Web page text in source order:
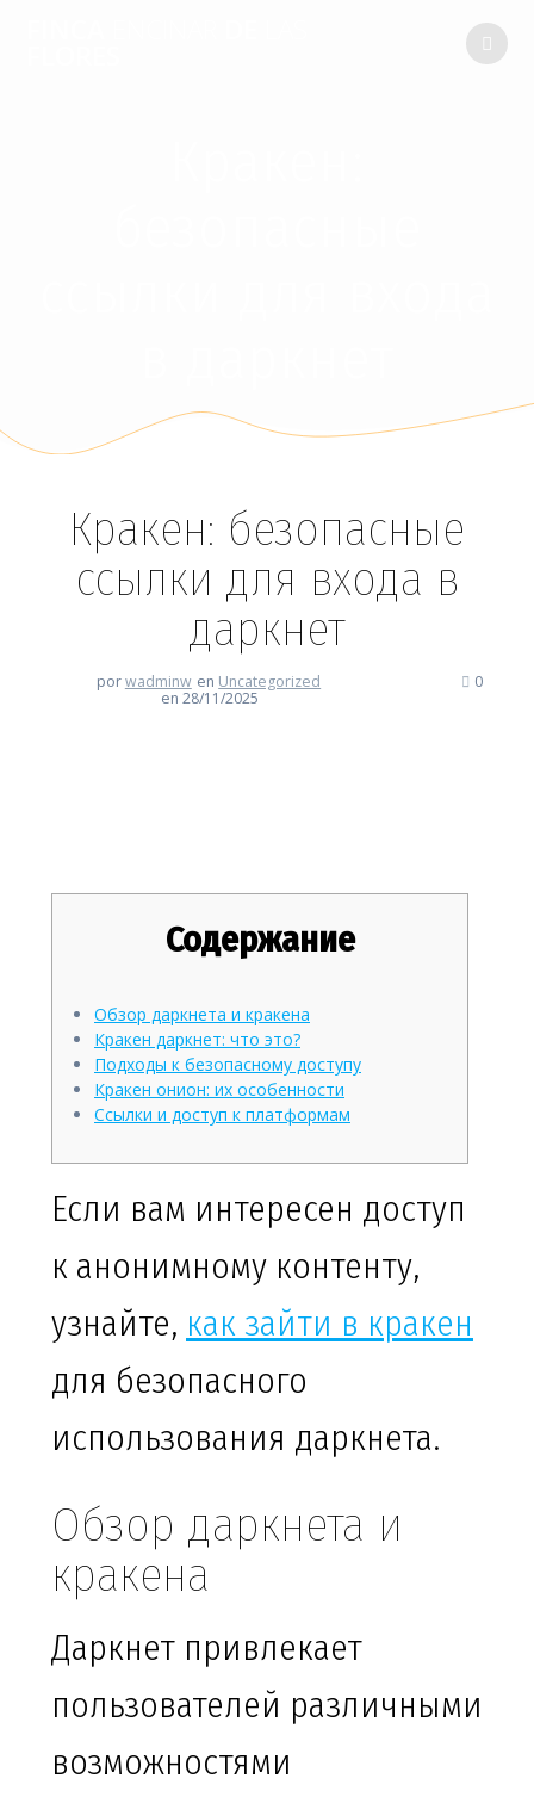
Кракен: безопасные
ссылки для входа в
даркнет
porwadminw en Uncategorized
en 28/11/2025
0
Содержание
Обзор даркнета и кракена
Кракен даркнет: что это?
Подходы к безопасному доступу
Кракен онион: их особенности
Ссылки и доступ к платформам
Если вам интересен доступ
к анонимному контенту,
узнайте, как зайти в кракен
для безопасного
использования даркнета.
Обзор даркнета и
кракена
Даркнет привлекает
пользователей различными
возможностями